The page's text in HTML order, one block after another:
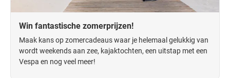
Win fantastische zomerprijzen!
Maak kans op zomercadeaus waar je helemaal gelukkig van
wordt weekends aan zee, kajaktochten, een uitstap met een
Vespa en nog veel meer!